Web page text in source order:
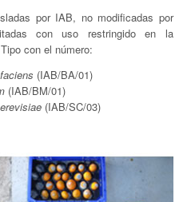
por IAB, no modificadas por
con uso restringido en la
con el número:
(IAB/BA/01)
(IAB/BM/01)
(IAB/SC/03)